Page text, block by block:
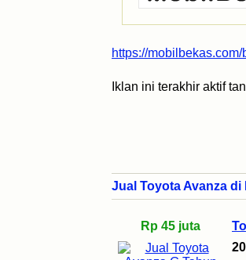
https://
Iklan ini terakhir aktif
Jual Toyota Avanza di
Rp 45 juta